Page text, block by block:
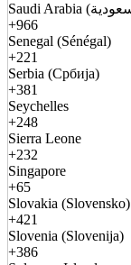
+966
Senegal (Sénégal)
+221
Serbia (Србија)
+381
Seychelles
+248
Sierra Leone
+232
Singapore
+65
Slovakia (Slovensko)
+421
Slovenia (Slovenija)
+386